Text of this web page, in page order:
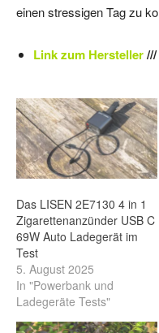
einen stressigen Tag zu
Link zum Hersteller///
Das LISEN 2E7130 4 in 1
Zigarettenanzünder USB C
69W Auto Ladegerät im
Test
5. August 2025
In "Powerbank und
Ladegeräte Tests"